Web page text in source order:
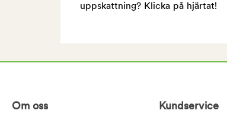
uppskattning? Klicka på hjärtat!
Om oss Kundservice